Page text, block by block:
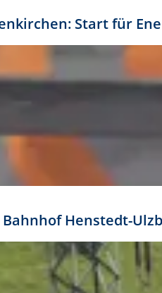
Start für
Henstedt-